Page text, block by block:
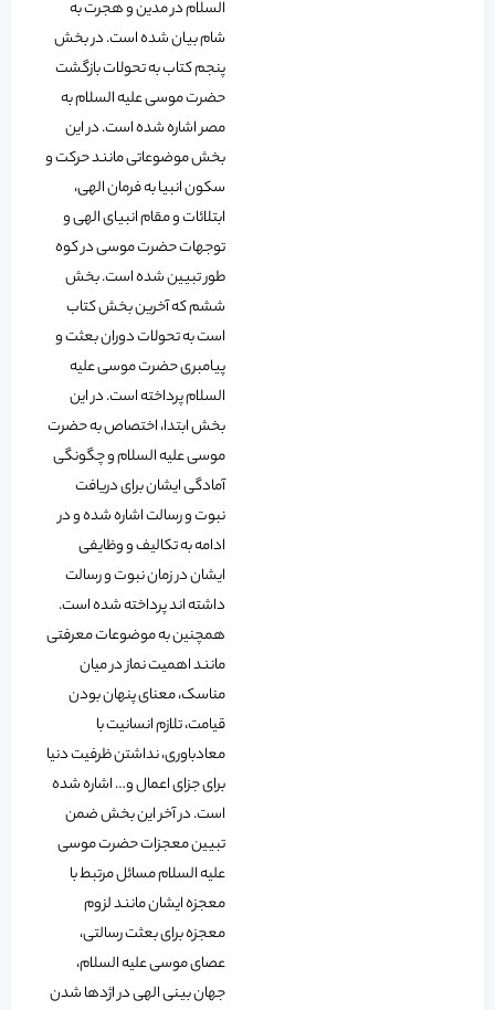
السلام در مدین و هجرت به
شام بیان شده است. در بخش
پنجم کتاب به تحولات بازگشت
حضرت موسی علیه السلام به
مصر اشاره شده است. در این
بخش موضوعاتی مانند حرکت و
سکون انبیا به فرمان الهی،
ابتلائات و مقام انبیای الهی و
توجهات حضرت موسی در کوه
طور تبیین شده است. بخش
ششم که آخرین بخش کتاب
است به تحولات دوران بعثت و
پیامبری حضرت موسی علیه
السلام پرداخته است. در این
بخش ابتدا، اختصاص به حضرت
موسی علیه السلام و چگونگی
آمادگی ایشان برای دریافت
نبوت و رسالت اشاره شده و در
ادامه به تکالیف و وظایفی
ایشان در زمان نبوت و رسالت
داشته اند پرداخته شده است.
همچنین به موضوعات معرفتی
مانند اهمیت نماز در میان
مناسک، معنای پنهان بودن
قیامت، تلازم انسانیت با
معادباوری، نداشتن ظرفیت دنیا
برای جزای اعمال و… اشاره شده
است. در آخر این بخش ضمن
تبیین معجزات حضرت موسی
علیه السلام مسائل مرتبط با
معجزه ایشان مانند لزوم
معجزه برای بعثت رسالتی،
عصای موسی علیه السلام،
جهان بینی الهی در اژدها شدن